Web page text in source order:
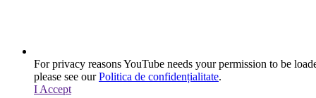
For privacy reasons YouTube needs your permission to be
please see ourPolitica de confidențialitate.
I Accept